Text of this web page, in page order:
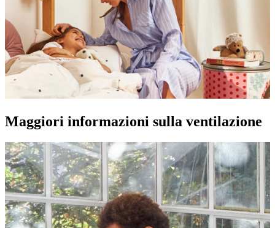
Maggiori informazioni sulla ventilazione